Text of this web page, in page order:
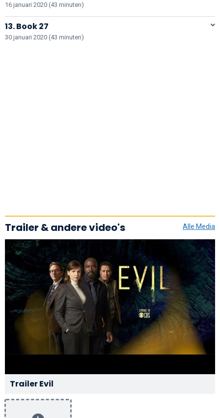
16 januari 2020 (43 minuten)
13. Book 27
30 januari 2020 (43 minuten)
Trailer & andere video's
Trailer Evil
Alle Media